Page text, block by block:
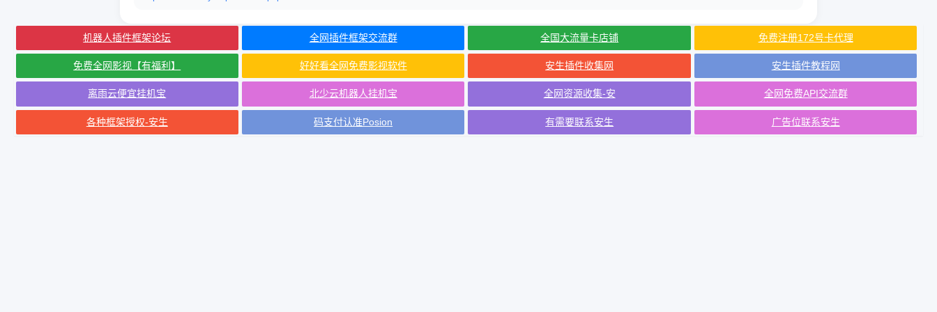
机器人插件框架论坛 全网插件框架交流群 全国大流量卡店铺 免费注册172号卡代理
免费全网影视【有福利】 好好看全网免费影视软件 安生插件收集网 安生插件教程网
离雨云便宜挂机宝 北少云机器人挂机宝 全网资源收集-安 全网免费API交流群
各种框架授权-安生 码支付认准Posion 有需要联系安生 广告位联系安生